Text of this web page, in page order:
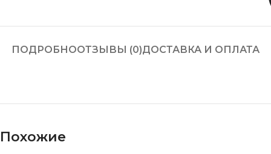
ПОДРОБНООТЗЫВЫ (0)ДОСТАВКА И ОПЛАТА
Похожие